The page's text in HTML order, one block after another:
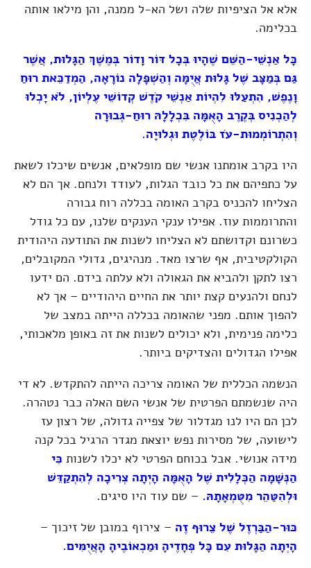
אלא אל הציפיות שלה ושל הא-ל ממנה, והן מילאו אותה
בכלימה.
כָּל אַנְשֵׁי-הַשֵּׁם שֶׁהָיוּ בְּכָל דּוֹר וָדוֹר בְּמֶשֶׁךְ הַגָּלוּת, אֲשֶׁר
גַּם בְּמַצָּב שֶׁל גָּלוּת אֲיֻמָּה וְהַשְׁפָּלָה נוֹרָאָה, הַמְדַכֵּאת רוּחַ
וָנֶפֶשׁ, הִתְעַלּוּ לִהְיוֹת אַנְשֵׁי קֹדֶשׁ קְדוֹשֵׁי עֶלְיוֹן, לֹא יָכְלוּ
לְהַכְנִיס בְּקֶרֶב הָאֻמָּה בִּכְלָלָהּ רוּחַ-גְּבוּרָה
וְהִתְרוֹמְמוּת-עֹז בּוֹלֶטֶת וּגְלוּיָה.
היו בקרב אומתנו אנשי שם מופלאים, אנשים שיכלו לשאת
על כתפיהם את כל כובד הגלות, לעודד ולנחם. אך הם לא
הצליחו להכניס בקרב האומה בכללה רוח גבורה
והתרוממות עוז. אפילו ענקי הענקים שלנו, עם כל גודל
כשרונם וקדושתם לא הצליחו לשנות את התודעה היהודית
הקולקטיבית, אף שרצו מאד. מנהיגים, גדולי המקובלים,
רצו לתקן ולהביא את הגאולה ולא עלתה בידם. הם ידעו
לנחם ולהנעים קצת יותר את החיים היהודיים – אך לא
להפוך אותם. מפני שהאומה בכללה הייתה במצב של
כלימה פנימית, ולא יכולים לשנות את זה באופן מלאכותי,
אפילו הגדולים והצדיקים ביותר.
הנשמה הכללית של האומה צריכה הייתה להתקדש. לא די
היה שנשמתם הפרטית של אנשי השם האלה כבר נטהרה.
לכן הם היו לנו מגדלור של צפייה גדולה, של רצון עז
לישועה, של מסירות נפש יוצאת מגדר הרגיל בכל קנה
מידה אנושי. אבל בכוחם הפרטי לא יכלו לשנותכִּי
הַנְּשָׁמָה הַכְּלָלִית שֶׁל הָאֻמָּה הָיְתָה צְרִיכָה לְהִתְקַדֵּשׁ
וּלְהִטַּהֵר מִטֻּמְאָתָהּ.– שם עוד היו סיגים.
כּוּר-הַבַּרְזֶל שֶׁל צֵרוּף זֶה– צירוף במובן של זיכוך –
הָיְתָה הַגָּלוּת עִם כָּל פְּחָדֶיהָ וּמַכְאוֹבֶיהָ הָאֲיֻמִּים.